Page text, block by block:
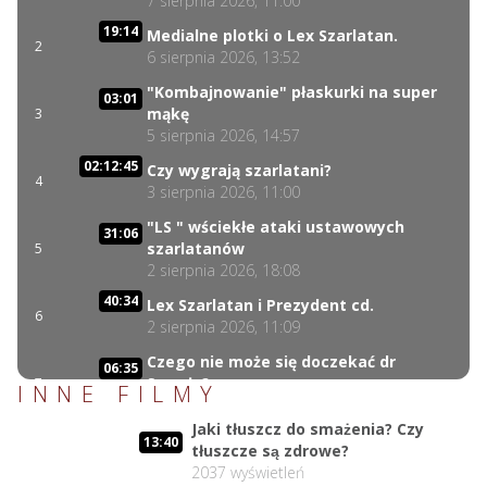
2
19:14 Medialne plotki o Lex Szarlatan.
6 sierpnia 2026, 13:52
3
03:01
"Kombajnowanie" płaskurki na super
mąkę
5 sierpnia 2026, 14:57
4
02:12:45 Czy wygrają szarlatani?
3 sierpnia 2026, 11:00
5
31:06 "LS " wściekłe ataki ustawowych
szarlatanów
2 sierpnia 2026, 18:08
6
40:34 Lex Szarlatan i Prezydent cd.
2 sierpnia 2026, 11:09
7
06:35 Czego nie może się doczekać dr
Suwała?
1 sierpnia 2026, 16:01
Szczepionkowa bańka w końcu pękła!
1 sierpnia 2026, 10:02
INNE FILMY
13:40
Jaki tłuszcz do smażenia? Czy
tłuszcze są zdrowe?
2037 wyświetleń